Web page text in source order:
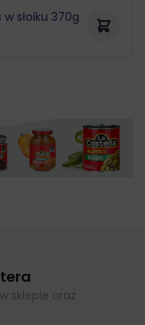
słoiku 370g
sklepie oraz